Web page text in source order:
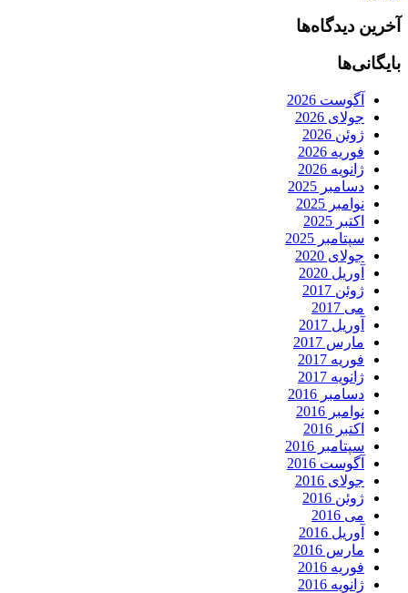
آخرین دیدگاه‌ها
بایگانی‌ها
آگوست 2026
جولای 2026
ژوئن 2026
فوریه 2026
ژانویه 2026
دسامبر 2025
نوامبر 2025
اکتبر 2025
سپتامبر 2025
جولای 2020
آوریل 2020
ژوئن 2017
می 2017
آوریل 2017
مارس 2017
فوریه 2017
ژانویه 2017
دسامبر 2016
نوامبر 2016
اکتبر 2016
سپتامبر 2016
آگوست 2016
جولای 2016
ژوئن 2016
می 2016
آوریل 2016
مارس 2016
فوریه 2016
ژانویه 2016